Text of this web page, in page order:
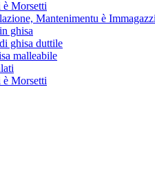
è Morsetti
Mantenimentu è
ghisa
ghisa duttile
malleabile
è Morsetti